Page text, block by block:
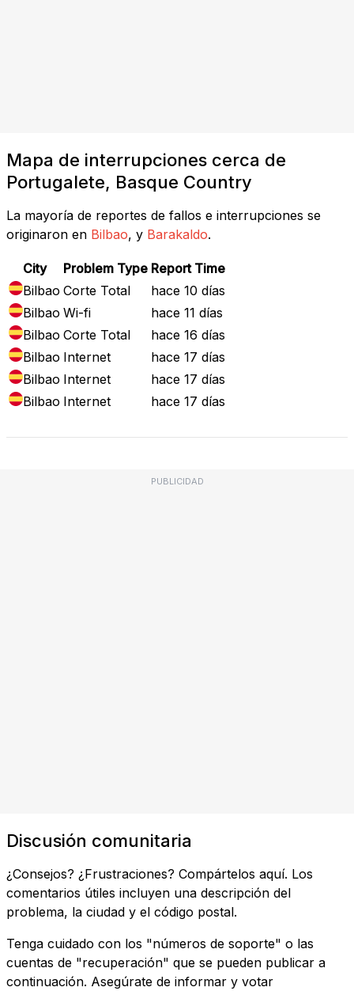
Mapa de interrupciones cerca de
Portugalete, Basque Country
La mayoría de reportes de fallos e interrupciones se
originaron en Bilbao, y Barakaldo.
City Problem Type Report Time
Bilbao Corte Total
hace 10 días
Bilbao Wi-fi
hace 11 días
Bilbao Corte Total
hace 16 días
Bilbao Internet
hace 17 días
Bilbao Internet
hace 17 días
Bilbao Internet hace 17 días
PUBLICIDAD
Discusión comunitaria
¿Consejos? ¿Frustraciones? Compártelos aquí. Los
comentarios útiles incluyen una descripción del
problema, la ciudad y el código postal.
Tenga cuidado con los "números de soporte" o las
cuentas de "recuperación" que se pueden publicar a
continuación. Asegúrate de informar y votar